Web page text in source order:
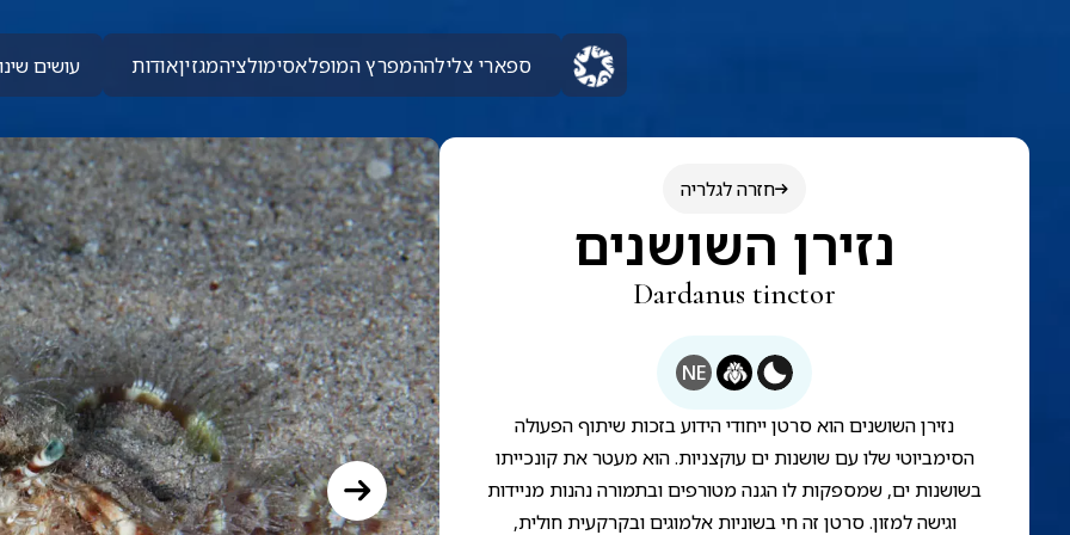
ספארי צלילההמפרץ המופלאסימולציהמגזיןאודות עושים
חזרה לגלריה
נזירן השושנים
Dardanus tinctor
NE
נזירן השושנים הוא סרטן ייחודי הידוע בזכות שיתוף הפעולה
הסימביוטי שלו עם שושנות ים עוקצניות. הוא מעטר את קונכייתו
בשושנות ים, שמספקות לו הגנה מטורפים ובתמורה נהנות מניידות
וגישה למזון. סרטן זה חי בשוניות אלמוגים ובקרקעית חולית,